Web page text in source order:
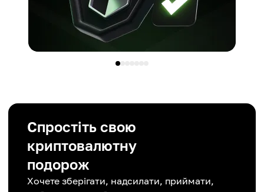
Спростіть свою
криптовалютну
подорож
Хочете зберігати, надсилати, приймати,